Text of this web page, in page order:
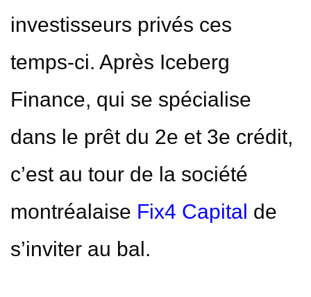
investisseurs privés ces
temps-ci. Après Iceberg
Finance, qui se spécialise
dans le prêt du 2e et 3e crédit,
c’est au tour de la société
montréalaise Fix4 Capital de
s’inviter au bal.